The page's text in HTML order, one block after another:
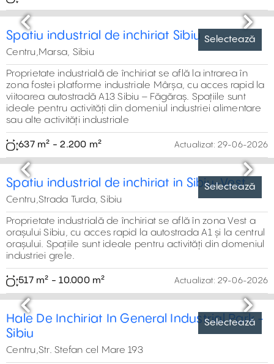
Previous Next
Spatiu industrial de inchiriat in Cisnadie-
Sibiu
Centru,Strada Transilvaniei, Cisnadie
Spații industriale de închiriat situate
în zona industrială Cisnădie, cu acces rapid la centrul
orașului Sibiu și la autostrada A1. Ideale pentru activități
de producție, depozitare sau distribuție
100 m² - 3.500 m² Actualizat:29-06-2026
Previous Next